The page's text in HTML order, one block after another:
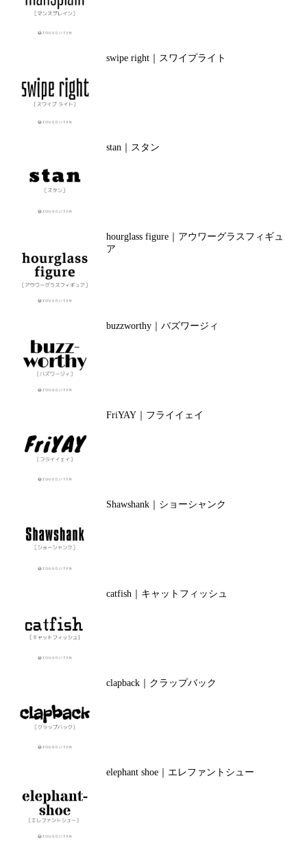
swipe right｜スワイプライト
stan｜スタン
hourglass figure｜アウワーグラスフィギュ
ア
buzzworthy｜バズワージィ
FriYAY｜フライイェイ
Shawshank｜ショーシャンク
catfish｜キャットフィッシュ
clapback｜クラップバック
elephant shoe｜エレファントシュー